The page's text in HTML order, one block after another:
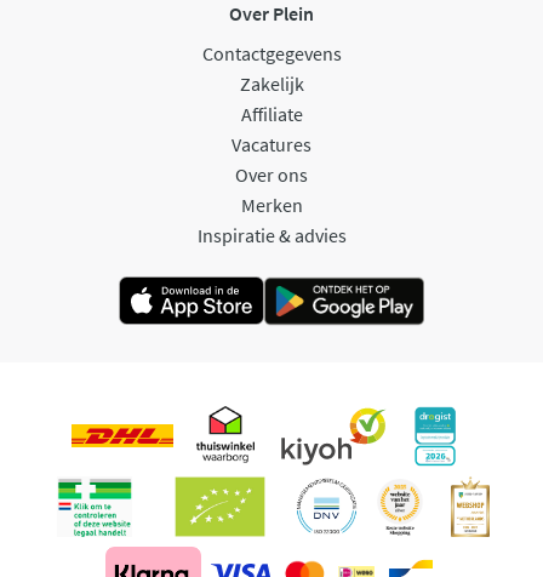
Over Plein
Contactgegevens
Zakelijk
Affiliate
Vacatures
Over ons
Merken
Inspiratie & advies